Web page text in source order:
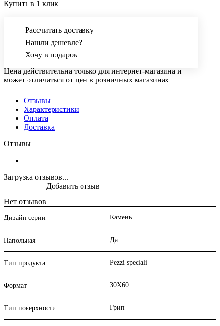
Купить в 1 клик
Рассчитать доставку
Нашли дешевле?
Хочу в подарок
Цена действительна только для интернет-магазина и
может отличаться от цен в розничных магазинах
Отзывы
Характеристики
Оплата
Доставка
Отзывы
Загрузка отзывов...
Нет отзывов
Добавить отзыв
Дизайн серии Камень
Напольная Да
Тип продукта Pezzi speciali
Формат 30X60
Тип поверхности Грип